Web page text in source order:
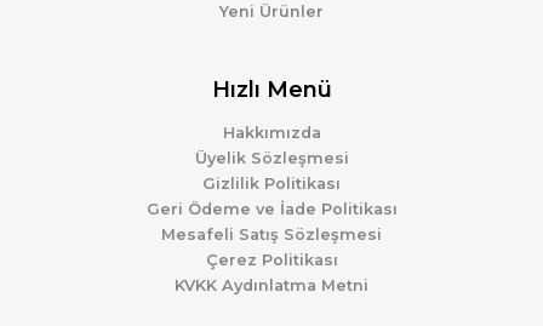
Yeni Ürünler
Hızlı Menü
Hakkımızda
Üyelik Sözleşmesi
Gizlilik Politikası
Geri Ödeme ve İade Politikası
Mesafeli Satış Sözleşmesi
Çerez Politikası
KVKK Aydınlatma Metni